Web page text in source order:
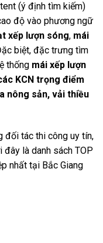
(ý định tìm kiếm)
độ vào phương ngữ
xếp lượn sóng, mái
biệt, đặc trưng tìm
thống mái xếp lượn
KCN trọng điểm
nông sản, vải thiều
đối tác thi công uy tín,
là danh sách TOP
nhất tại Bắc Giang